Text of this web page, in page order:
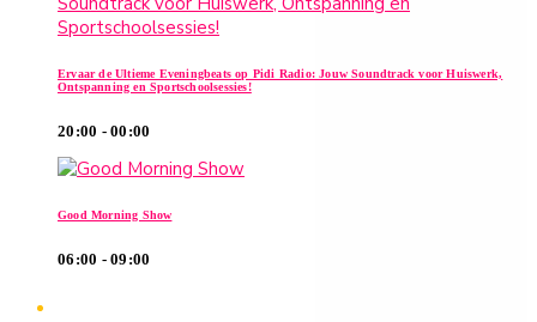
Ervaar de Ultieme Eveningbeats op Pidi Radio: Jouw Soundtrack voor Huiswerk,
Ontspanning en Sportschoolsessies!
20:00 - 00:00
Good Morning Show
06:00 - 09:00